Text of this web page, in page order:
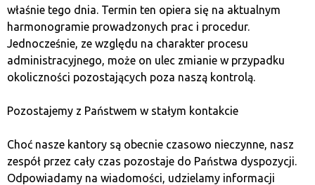
BTC,
dbają o anonimowość transakcji,
czynne są od poniedziałku do piątku,
wspierają klientów w procesie kupna
i sprzedażybitcoinów.
Dokładamy wszelkich starań, aby nasze punkty
handlowe budziły zaufanie kontrahentów.
Jesteśmy zwolennikami uczciwych i jasnych reguł
współpracy. Dlatego zawsze informujemy o tym,
właśnie tego dnia. Termin ten opiera się na aktualnym
harmonogramie prowadzonych prac i procedur.
Jednocześnie, ze względu na charakter procesu
administracyjnego, może on ulec zmianie w przypadku
okoliczności pozostających poza naszą kontrolą.
Pozostajemy z Państwem w stałym kontakcie
Choć nasze kantory są obecnie czasowo nieczynne, nasz
zespół przez cały czas pozostaje do Państwa dyspozycji.
Odpowiadamy na wiadomości, udzielamy informacji